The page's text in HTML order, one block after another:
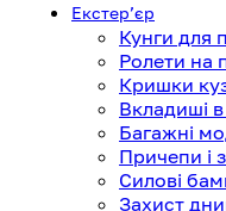
Екстерʼєр
Кунги для
Ролети на
Кришки
Вкладиші
Багажні
Причепи і
Силові
Захист